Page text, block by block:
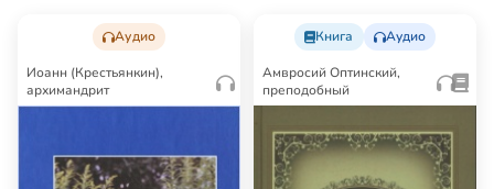
Аудио
Иоанн (Крестьянкин),
архимандрит
Книга Аудио
Амвросий Оптинский,
преподобный